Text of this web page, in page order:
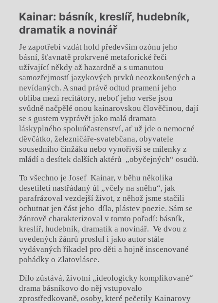
Kainar: básník, kreslíř, hudebník,
dramatik a novinář
Je zapotřebí vzdát hold především ozónu jeho
básní, šťavnatě prokrvené metaforické řeči
užívající někdy až hazardně a s umanutou
samozřejmostí jazykových prvků neozkoušených a
nevídaných. A snad právě odtud pramení jeho
obliba mezi recitátory, neboť jeho verše jsou
svůdně načpělé onou kainarovskou člověčinou, dají
se s gustem vyprávět jako malá dramata
láskyplného spoluúčastenství, ať už jde o nemocné
děvčátko, železničáře-svatebčana, obyvatele
sousedního činžáku nebo vynořivší se milenky z
mládí a desítek dalších aktérů „obyčejných“ osudů.
To všechno je Josef Kainar, v běhu několika
desetiletí nastřádaný úl „včely na sněhu“, jak
parafrázoval vezdejší život, z něhož jsme stačili
ochutnat jen část jeho díla, plástev poezie. Sám se
žánrově charakterizoval v tomto pořadí: básník,
kreslíř, hudebník, dramatik a novinář. Ve dvou z
uvedených žánrů proslul i jako autor stále
vydávaných říkadel pro děti a hojně inscenované
pohádky o Zlatovlásce.
Dílo zůstává, životní „ideologicky komplikované“
drama básníkovo do něj vstupovalo
zprostředkovaně, osoby, které pečetily Kainarovy